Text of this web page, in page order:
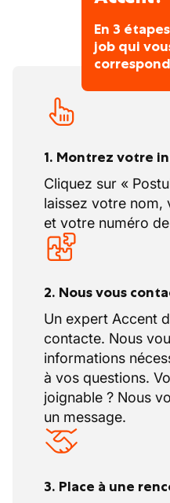
En 3
job qui
1. Montrez votre
Cliquez sur «
laissez votre nom,
et votre numéro
2. Nous vous
Un expert Accent
contacte. Nous
informations
à vos questions.
joignable ? Nous
un message.
3. Place à une